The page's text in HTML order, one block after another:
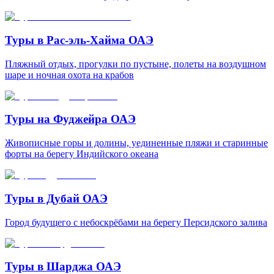
Туры в Рас-эль-Хайма ОАЭ
Пляжный отдых, прогулки по пустыне, полеты на воздушном
шаре и ночная охота на крабов
Туры на Фуджейра ОАЭ
Живописные горы и долины, уединенные пляжи и старинные
форты на берегу Индийского океана
Туры в Дубай ОАЭ
Город будущего с небоскрёбами на берегу Персидского залива
Туры в Шарджа ОАЭ